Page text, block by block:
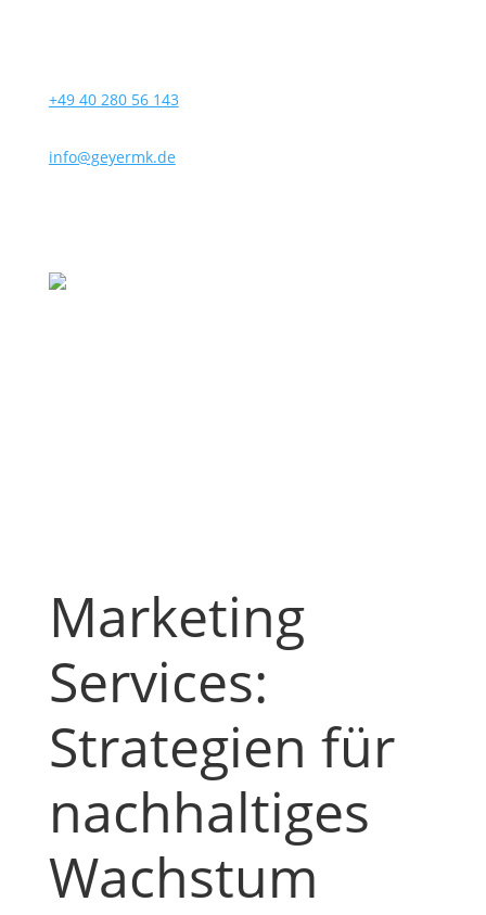
+49 40 280 56 143
info@geyermk.de
Marketing
Services:
Strategien für
nachhaltiges
Wachstum